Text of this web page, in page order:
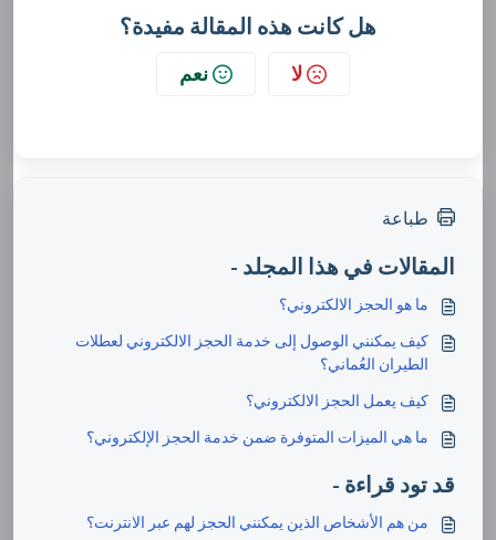
هل كانت هذه المقالة مفيدة؟
لا نعم
طباعة
المقالات في هذا المجلد -
ما هو الحجز الالكتروني؟
كيف يمكنني الوصول إلى خدمة الحجز الالكتروني لعطلات
الطيران العُماني؟
كيف يعمل الحجز الالكتروني؟
ما هي الميزات المتوفرة ضمن خدمة الحجز الإلكتروني؟
قد تود قراءة -
من هم الأشخاص الذين يمكنني الحجز لهم عبر الانترنت؟